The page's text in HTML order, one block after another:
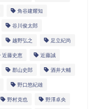
角谷建耀知
谷川俊太郎
越野弘之 足立紀尚
近藤史恵 近藤誠
郡山史郎 酒井大輔
野口悠紀雄
野村克也 野澤卓央